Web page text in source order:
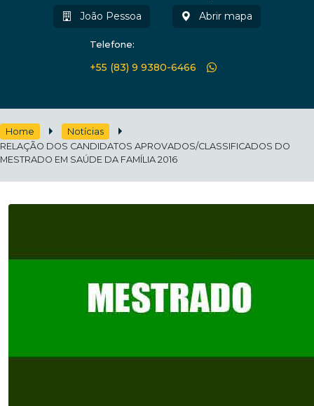
João Pessoa Abrir mapa
Telefone:
+55 (83) 9 9380-6466
Home
Notícias
RELAÇÃO DOS CANDIDATOS APROVADOS/CLASSIFICADOS DO
MESTRADO EM SAÚDE DA FAMÍLIA 2016